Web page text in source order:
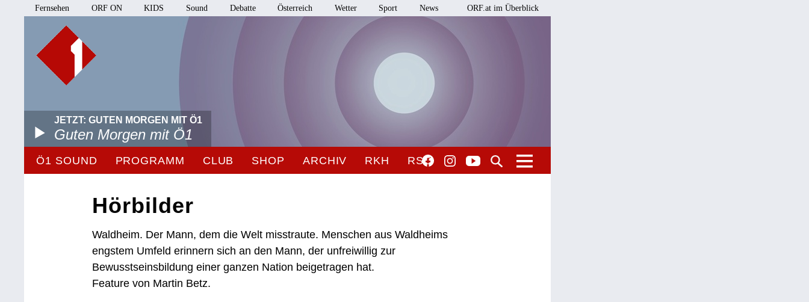
Fernsehen ORF ON KIDS Sound Debatte Österreich Wetter Sport News ORF.at im Überblick
JETZT: GUTEN MORGEN MIT Ö1
Guten Morgen mit Ö1
Ö1 SOUND PROGRAMM CLUB SHOP ARCHIV RKH RSO
Hörbilder
Waldheim. Der Mann, dem die Welt misstraute. Menschen aus Waldheims
engstem Umfeld erinnern sich an den Mann, der unfreiwillig zur
Bewusstseinsbildung einer ganzen Nation beigetragen hat.
Feature von Martin Betz.